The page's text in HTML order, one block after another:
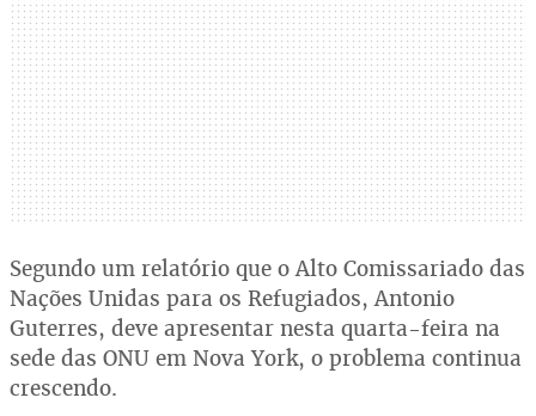
Segundo um relatório que o Alto Comissariado das
Nações Unidas para os Refugiados, Antonio
Guterres, deve apresentar nesta quarta-feira na
sede das ONU em Nova York, o problema continua
crescendo.